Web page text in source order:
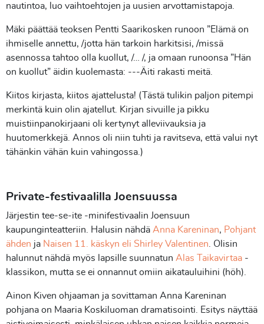
nautintoa, luo vaihtoehtojen ja uusien arvottamistapoja.
Mäki päättää teoksen Pentti Saarikosken runoon ”Elämä on
ihmiselle annettu, /jotta hän tarkoin harkitsisi, /missä
asennossa tahtoo olla kuollut, /… /, ja omaan runoonsa ”Hän
on kuollut” äidin kuolemasta: ---Äiti rakasti meitä.
Kiitos kirjasta, kiitos ajattelusta! (Tästä tulikin paljon pitempi
merkintä kuin olin ajatellut. Kirjan sivuille ja pikku
muistiinpanokirjaani oli kertynyt alleviivauksia ja
huutomerkkejä. Annos oli niin tuhti ja ravitseva, että valui nyt
tähänkin vähän kuin vahingossa.)
Private-festivaalilla Joensuussa
Järjestin tee-se-ite -minifestivaalin Joensuun
kaupunginteatteriin. Halusin nähdä Anna Kareninan, Pohjant
ähden ja Naisen 11. käskyn eli Shirley Valentinen . Olisin
halunnut nähdä myös lapsille suunnatun Alas Taikavirtaa -
klassikon, mutta se ei onnannut omiin aikatauluihini (höh).
Ainon Kiven ohjaaman ja sovittaman Anna Kareninan
pohjana on Maaria Koskiluoman dramatisointi. Esitys näyttää